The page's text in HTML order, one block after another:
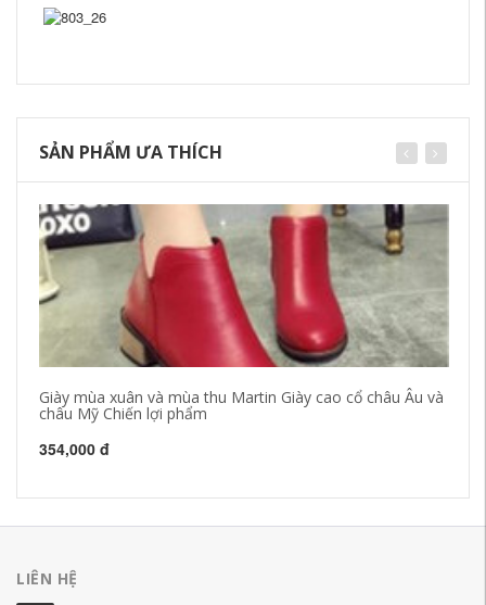
SẢN PHẨM ƯA THÍCH
Giày mùa xuân và mùa thu Martin Giày cao cổ châu Âu và
châu Mỹ Chiến lợi phẩm
354,000 đ
LIÊN HỆ